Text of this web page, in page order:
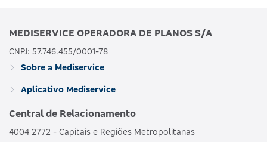
MEDISERVICE OPERADORA DE PLANOS S/A
CNPJ: 57.746.455/0001-78
Sobre a Mediservice
Aplicativo Mediservice
Central de Relacionamento
4004 2772 - Capitais e Regiões Metropolitanas